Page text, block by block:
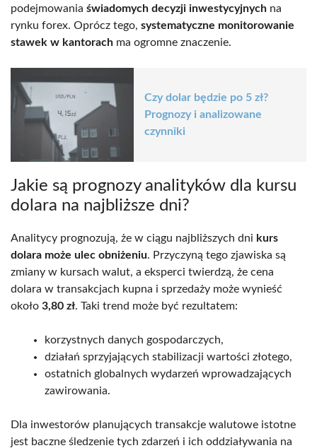
podejmowania świadomych decyzji inwestycyjnych na
rynku forex. Oprócz tego, systematyczne monitorowanie
stawek w kantorach ma ogromne znaczenie.
Czy dolar będzie po 5 zł?
Prognozy i analizowane
czynniki
Jakie są prognozy analityków dla kursu
dolara na najbliższe dni?
Analitycy prognozują, że w ciągu najbliższych dni kurs
dolara może ulec obniżeniu. Przyczyną tego zjawiska są
zmiany w kursach walut, a eksperci twierdzą, że cena
dolara w transakcjach kupna i sprzedaży może wynieść
około 3,80 zł. Taki trend może być rezultatem:
korzystnych danych gospodarczych,
działań sprzyjających stabilizacji wartości złotego,
ostatnich globalnych wydarzeń wprowadzających
zawirowania.
Dla inwestorów planujących transakcje walutowe istotne
jest baczne śledzenie tych zdarzeń i ich oddziaływania na